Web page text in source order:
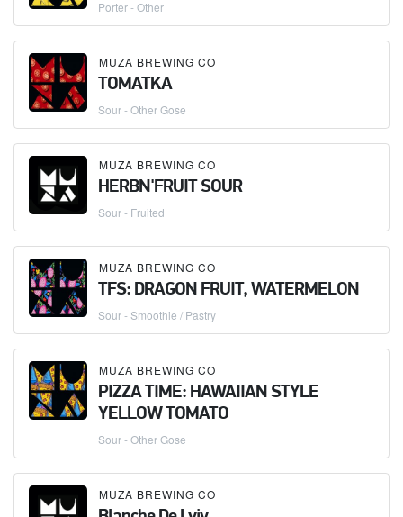
Porter - Other
MUZA BREWING CO
TOMATKA
Sour - Other Gose
MUZA BREWING CO
HERBN'FRUIT SOUR
Sour - Fruited
MUZA BREWING CO
TFS: DRAGON FRUIT, WATERMELON
Sour - Smoothie / Pastry
MUZA BREWING CO
PIZZA TIME: HAWAIIAN STYLE
YELLOW TOMATO
Sour - Other Gose
MUZA BREWING CO